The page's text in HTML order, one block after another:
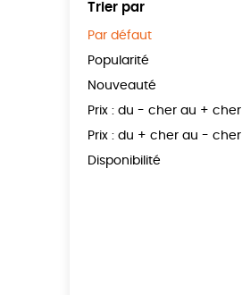
Trier par
Par défaut
Popularité
Nouveauté
Prix : du - cher au + cher
Prix : du + cher au - cher
Disponibilité